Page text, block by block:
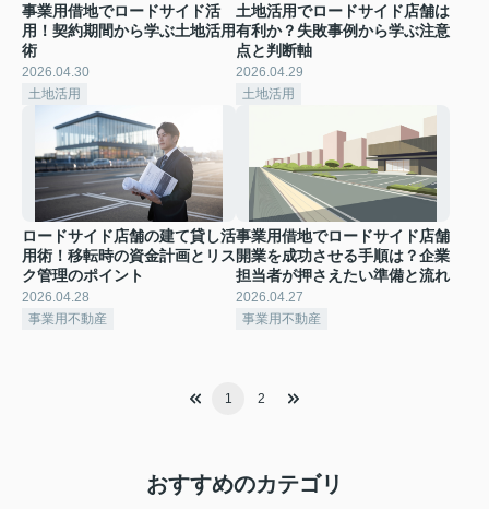
事業用借地でロードサイド活
用！契約期間から学ぶ土地活用
術
2026.04.30
土地活用
土地活用でロードサイド店舗は
有利か？失敗事例から学ぶ注意
点と判断軸
2026.04.29
土地活用
ロードサイド店舗の建て貸し活
用術！移転時の資金計画とリス
ク管理のポイント
2026.04.28
事業用不動産
事業用借地でロードサイド店舗
開業を成功させる手順は？企業
担当者が押さえたい準備と流れ
2026.04.27
事業用不動産
1 2
おすすめのカテゴリ